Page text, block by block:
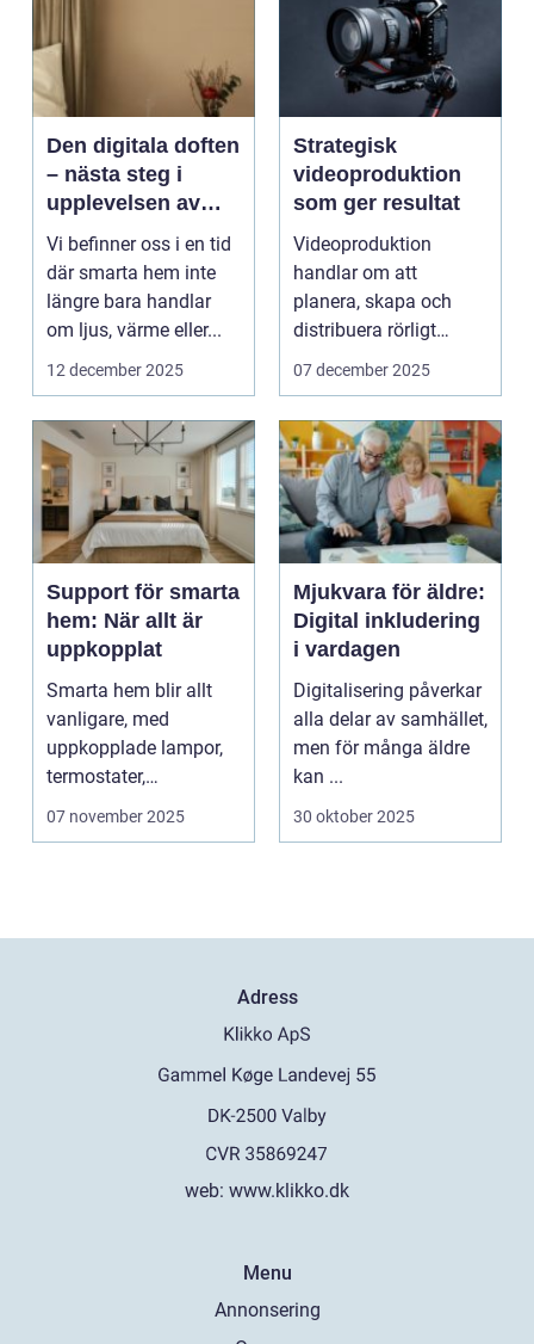
Den digitala doften
– nästa steg i
upplevelsen av
smarta hem
Vi befinner oss i en tid
där smarta hem inte
längre bara handlar
om ljus, värme eller...
12 december 2025
Strategisk
videoproduktion
som ger resultat
Videoproduktion
handlar om att
planera, skapa och
distribuera rörligt
innehåll som fö...
07 december 2025
Support för smarta
hem: När allt är
uppkopplat
Smarta hem blir allt
vanligare, med
uppkopplade lampor,
termostater,
säkerhetskameror och
07 november 2025
Mjukvara för äldre:
Digital inkludering
i vardagen
Digitalisering påverkar
alla delar av samhället,
men för många äldre
kan ...
30 oktober 2025
Adress
web: www.klikko.dk
Menu
Annonsering